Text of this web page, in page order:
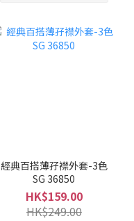
經典百搭薄孖襟外套-3色
SG 36850
HK$159.00
HK$249.00